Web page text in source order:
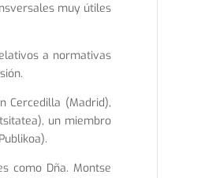
muy útiles
a normativas
Cercedilla (Madrid),
un miembro
como Dña. Montse